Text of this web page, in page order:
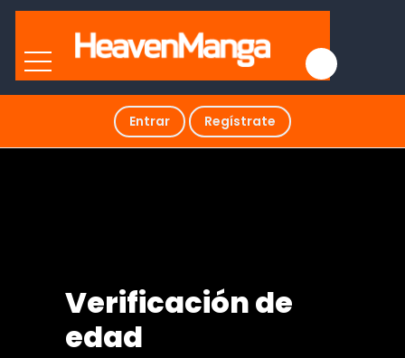
Entrar Regístrate
Verificación de
edad